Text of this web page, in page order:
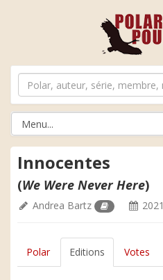
Innocentes
(We Were Never Here)
Andrea Bartz 2021
Polar Editions Votes